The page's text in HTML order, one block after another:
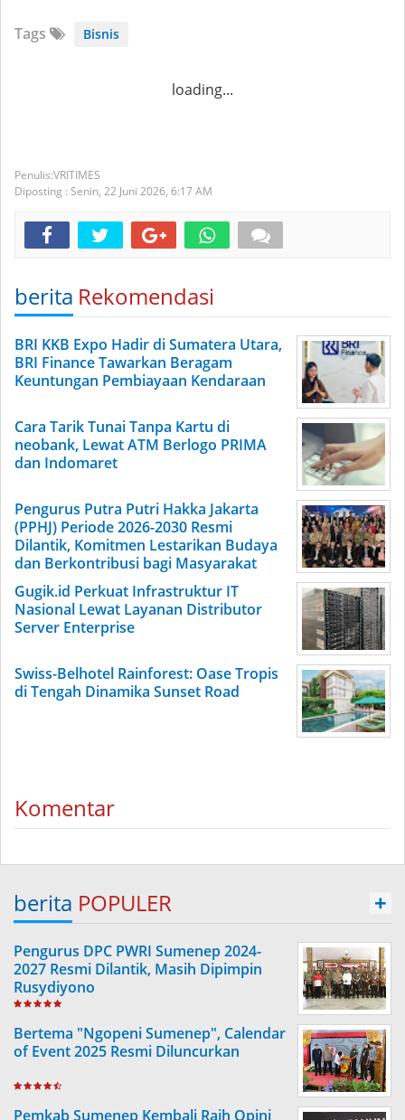
Tags Bisnis
loading...
VRITIMES
Diposting : Senin, 22 Juni 2026, 6:17 AM
berita Rekomendasi
BRI KKB Expo Hadir di Sumatera Utara,
BRI Finance Tawarkan Beragam
Keuntungan Pembiayaan Kendaraan
Cara Tarik Tunai Tanpa Kartu di
neobank, Lewat ATM Berlogo PRIMA
dan Indomaret
Pengurus Putra Putri Hakka Jakarta
(PPHJ) Periode 2026-2030 Resmi
Dilantik, Komitmen Lestarikan Budaya
dan Berkontribusi bagi Masyarakat
Gugik.id Perkuat Infrastruktur IT
Nasional Lewat Layanan Distributor
Server Enterprise
Swiss-Belhotel Rainforest: Oase Tropis
di Tengah Dinamika Sunset Road
Komentar
berita POPULER +
Pengurus DPC PWRI Sumenep 2024-
2027 Resmi Dilantik, Masih Dipimpin
Rusydiyono
Bertema "Ngopeni Sumenep", Calendar
of Event 2025 Resmi Diluncurkan
Pemkab Sumenep Kembali Raih Opini